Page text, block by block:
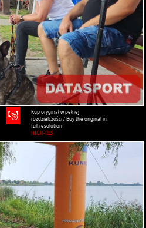
Kup oryginał w pełnej
rozdzielczości / Buy the original in
full resolution
HIGH-RES